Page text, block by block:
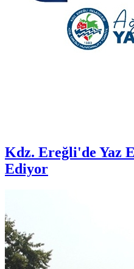
Kdz. Ereğli'de Yaz
Ediyor